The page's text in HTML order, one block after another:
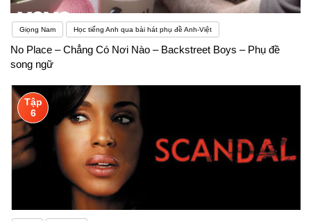
Giọng Nam Học tiếng Anh qua bài hát phụ đề Anh-Việt
No Place – Chẳng Có Nơi Nào – Backstreet Boys – Phụ đề
song ngữ
Tập
6